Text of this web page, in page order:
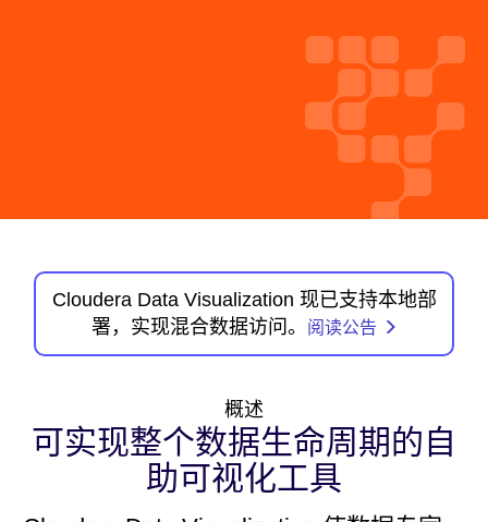
Cloudera Data Visualization 现已支持本地部
署，实现混合数据访问。
阅读公告
概述
可实现整个数据生命周期的自
助可视化工具